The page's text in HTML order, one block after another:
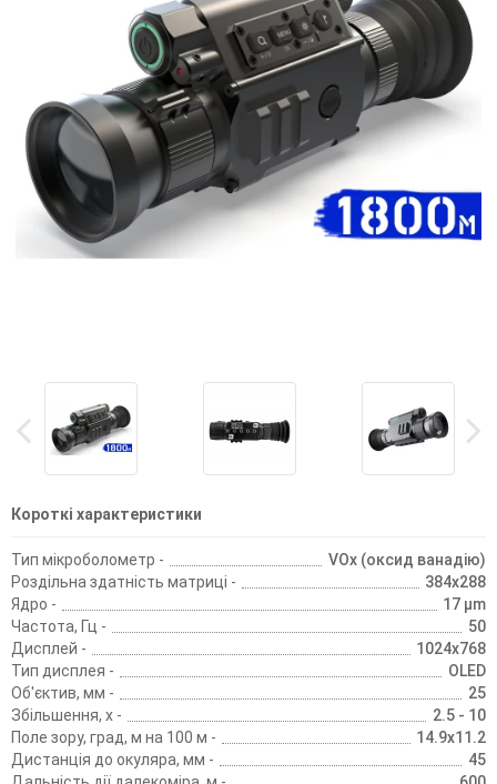
Короткі характеристики
Тип мікроболометр -
VOx (оксид ванадію)
Роздільна здатність матриці -
384x288
Ядро -
17 µm
Частота, Гц -
50
Дисплей -
1024x768
Тип дисплея -
OLED
Об'єктив, мм -
25
Збільшення, х -
2.5 - 10
Поле зору, град, м на 100 м -
14.9х11.2
Дистанція до окуляра, мм -
45